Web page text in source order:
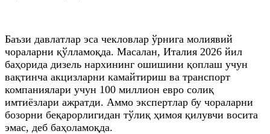
Баъзи давлатлар эса чекловлар ўрнига молиявий
чораларни қўлламоқда. Масалан, Италия 2026 йил
баҳорида дизель нархининг ошишини қоплаш учун
вақтинча акцизларни камайтириш ва транспорт
компаниялари учун 100 миллион евро солиқ
имтиёзлари ажратди. Аммо экспертлар бу чораларни
бозорни беқарорлигидан тўлиқ ҳимоя қилувчи восита
эмас, деб баҳоламоқда.